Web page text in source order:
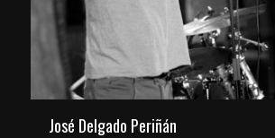
José Delgado Periñán